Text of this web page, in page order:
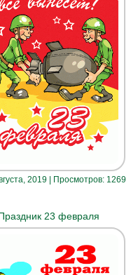
2019| Просмотров: 1269
23 февраля